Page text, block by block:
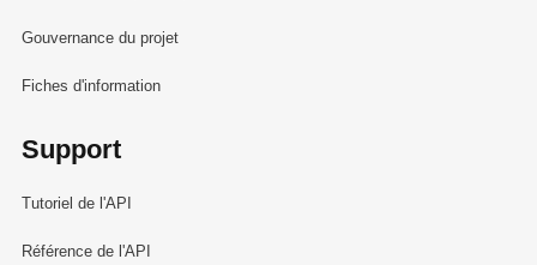
Gouvernance du projet
Fiches d'information
Support
Tutoriel de l'API
Référence de l'API